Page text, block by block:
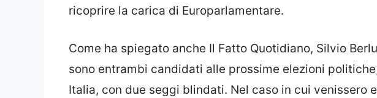
ricoprire la carica di Europarlamentare.
Come ha spiegato anche Il Fatto Quotidiano, Silvio
sono entrambi candidati alle prossime elezioni
Italia, con due seggi blindati. Nel caso in cui venissero